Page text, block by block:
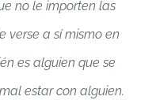
no le importen las
verse a sí mismo en
es alguien que se
estar con alguien.